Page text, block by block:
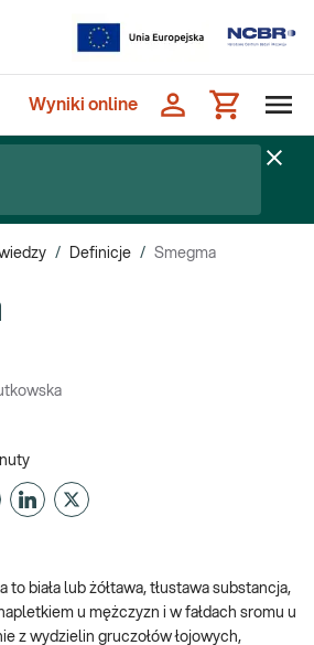
Wyniki online
/ Definicje / Smegma
to biała lub żółtawa, tłustawa substancja,
u mężczyzn i w fałdach sromu u
z wydzielin gruczołów łojowych,